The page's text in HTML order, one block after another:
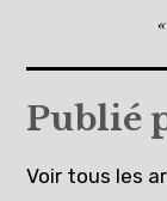
de
l’article
Publié
Voir tous les